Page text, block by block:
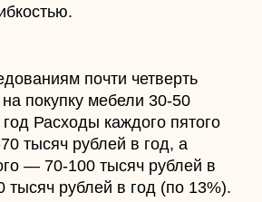
почти четверть
на покупку мебели 30-50
Расходы каждого пятого
тысяч рублей в год, а
— 70-100 тысяч рублей в
тысяч рублей в год (по 13%).